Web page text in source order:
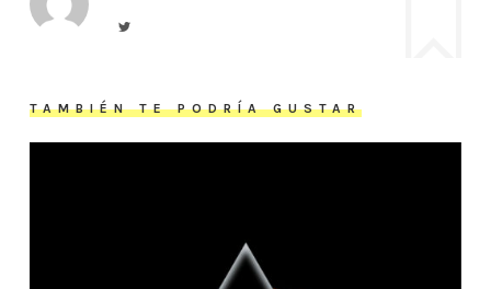
TAMBIÉN TE PODRÍA GUSTAR